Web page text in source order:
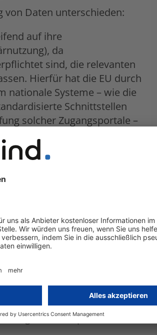
von Daten unterschieden:
auf ihre
da
sind, die relevanten
Hierfür hat die EU durch
nationale Systeme – wie die
Schnittstellen
solcher Zugangsportale –
dass
sowie für
Die Verantwortung zur
digitale Zugangsangebote
gewährleisten
als entscheidende
genutzt werden.
ein, nationale
auf ihre
zu widersprechen.